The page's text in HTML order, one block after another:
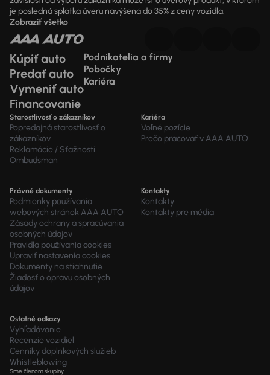
je posledná splátka úveru navýšená do 35% z ceny vozidla.
Zobraziť všetko
Kúpiť auto
Predať auto
Vymeniť auto
Financovanie
Podnikatelia a firmy
Pobočky
Kariéra
Starostlivosť o zákazníkov
Popredajná starostlivosť o
zákazníkov
Reklamácie / Sťažnosti
Ombudsman
Kariéra
Voľné pozície
Prečo pracovať v AAA AUTO
Právné dokumenty
Podmienky používania
webových stránok AAA AUTO
Zásady ochrany a spracúvania
osobných údajov
Pravidlá používania cookies
Upraviť nastavenia cookies
Dokumenty na stiahnutie
Žiadosť o opravu osobných
údajov
Kontakty
Kontakty
Kontakty pre média
Ostatné odkazy
Vyhľadávanie
Recenzie vozidiel
Cenníky doplnkových služieb
Whistleblowing
Sme členom skupiny